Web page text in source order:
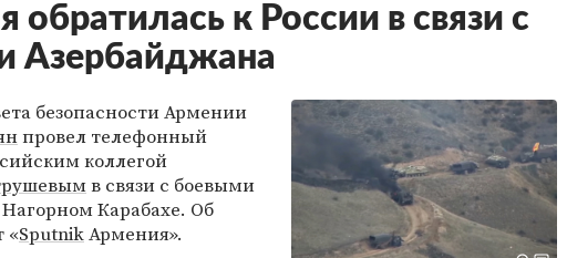
обратилась к России в связи с
Азербайджана
безопасности Армении
провел телефонный
коллегой
в связи с боевыми
Карабахе. Об
«SputnikАрмения».